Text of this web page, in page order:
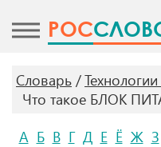
POC
Словарь
Что такое БЛОК
А Б В Г Д Е Ё Ж З